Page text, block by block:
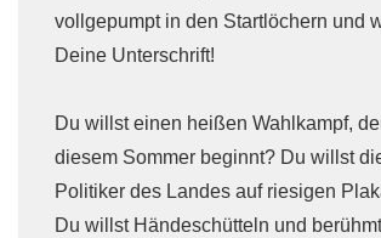
vollgepumpt in den Startlöchern und
Deine Unterschrift!
Du willst einen heißen Wahlkampf,
diesem Sommer beginnt? Du willst
Politiker des Landes auf riesigen
Du willst Händeschütteln und